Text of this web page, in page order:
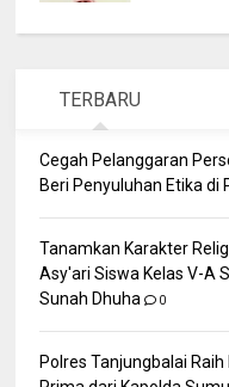
TERBARU
Cegah Pelanggaran
Beri Penyuluhan Etika di
Tanamkan Karakter
Asy'ari Siswa Kelas V-A
Sunah Dhuha
0
Polres Tanjungbalai